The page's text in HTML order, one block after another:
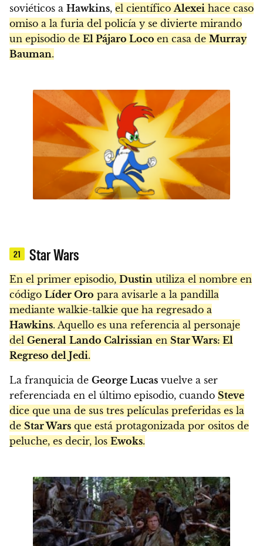
soviéticos a Hawkins, el científicoAlexei hace caso
omiso a la furia del policía y se divierte mirando
un episodio de El Pájaro Loco en casa de Murray
Bauman.
21 Star Wars
En el primer episodio, Dustin utiliza el nombre en
código Líder Oro para avisarle a la pandilla
mediante walkie-talkie que ha regresado a
Hawkins. Aquello es una referencia al personaje
del General Lando Calrissian en Star Wars: El
Regreso del Jedi.
La franquicia de George Lucas vuelve a ser
referenciada en el último episodio, cuando Steve
dice que una de sus tres películas preferidas es la
de Star Wars que está protagonizada por ositos de
peluche, es decir, los Ewoks.